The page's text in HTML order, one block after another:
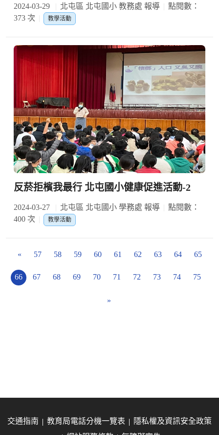
2024-03-29 北屯區 北屯國小 教務處 報導
點閱數：
373 次
教學活動
反菸拒檳我最行 北屯國小健康促進活動-2
2024-03-27 北屯區 北屯國小 學務處 報導
點閱數：
400 次
教學活動
« 57 58 59 60 61 62 63 64 65
66 67 68 69 70 71 72 73 74 75
»
交通指南 教育局電話分機一覽表
隱私權及資訊安全政策